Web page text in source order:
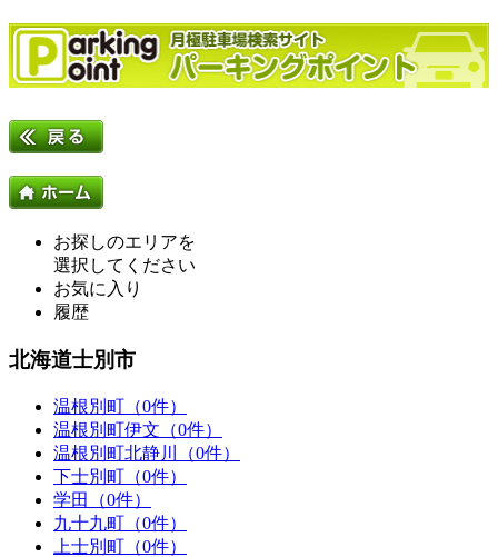
お探しのエリアを
選択してください
お気に入り
履歴
北海道士別市
温根別町（0件）
温根別町伊文（0件）
温根別町北静川（0件）
下士別町（0件）
学田（0件）
九十九町（0件）
上士別町（0件）